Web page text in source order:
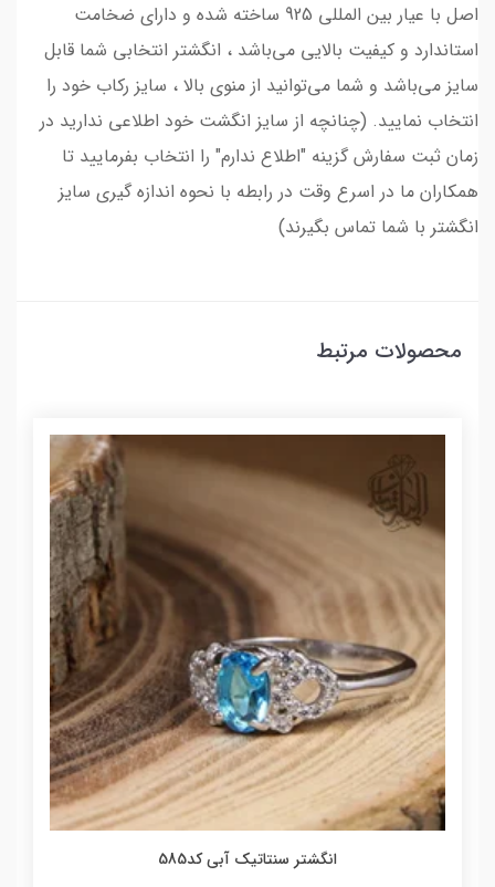
اصل با عیار بین المللی 925 ساخته شده و دارای ضخامت
استاندارد و کیفیت بالایی می‌باشد ، انگشتر انتخابی شما قابل
سایز می‌باشد و شما می‌توانید از منوی بالا ، سایز رکاب خود را
انتخاب نمایید. (چنانچه از سایز انگشت خود اطلاعی ندارید در
زمان ثبت سفارش گزینه "اطلاع ندارم" را انتخاب بفرمایید تا
همکاران ما در اسرع وقت در رابطه با نحوه اندازه گیری سایز
انگشتر با شما تماس بگیرند)
محصولات مرتبط
انگشتر سنتاتیک آبی کد585